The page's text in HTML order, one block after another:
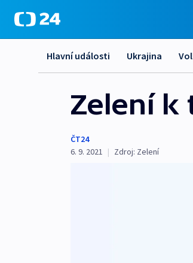
Hlavní události Ukrajina
Zelení k
ČT24
6. 9. 2021 | Zdroj: Zelení